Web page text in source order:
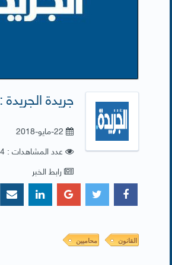
جريدة
22-مايو-2018
عدد المشاهدات : 1054
رابط الخبر
القانون محاميين